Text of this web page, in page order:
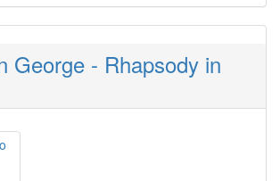
George - Rhapsody in